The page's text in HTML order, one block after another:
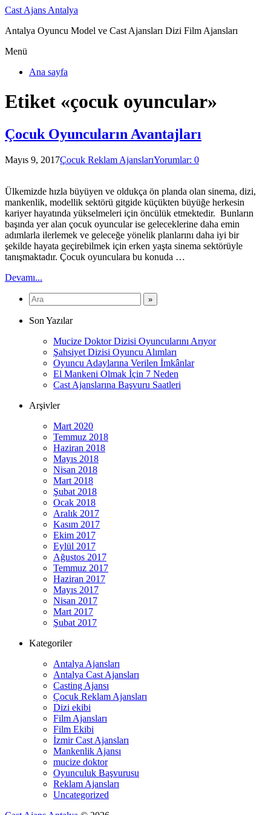
Cast Ajans Antalya
Antalya Oyuncu Model ve Cast Ajansları Dizi Film Ajansları
Menü
Ana sayfa
Etiket «çocuk oyuncular»
Çocuk Oyuncuların Avantajları
Mayıs 9, 2017Çocuk Reklam AjanslarıYorumlar: 0
Ülkemizde hızla büyüyen ve oldukça ön planda olan sinema, dizi,
mankenlik, modellik sektörü gitgide küçükten büyüğe herkesin
kariyer hayatında yükselmeleri için öncülük etmektedir. Bunların
başında yer alan çocuk oyuncular ise geleceklerine daha emin
adımlarla ilerlemek ve geleceğe yönelik planlarını daha iyi bir
şekilde hayata geçirebilmek için erken yaşta sinema sektörüyle
tanışmaktadır. Çocuk oyunculara bu konuda …
Devamı...
Son Yazılar
Mucize Doktor Dizisi Oyuncularını Arıyor
Şahsiyet Dizisi Oyuncu Alımları
Oyuncu Adaylarına Verilen İmkânlar
El Mankeni Olmak İçin 7 Neden
Cast Ajanslarına Başvuru Saatleri
Arşivler
Mart 2020
Temmuz 2018
Haziran 2018
Mayıs 2018
Nisan 2018
Mart 2018
Şubat 2018
Ocak 2018
Aralık 2017
Kasım 2017
Ekim 2017
Eylül 2017
Ağustos 2017
Temmuz 2017
Haziran 2017
Mayıs 2017
Nisan 2017
Mart 2017
Şubat 2017
Kategoriler
Antalya Ajansları
Antalya Cast Ajansları
Casting Ajansı
Çocuk Reklam Ajansları
Dizi ekibi
Film Ajansları
Film Ekibi
İzmir Cast Ajansları
Mankenlik Ajansı
mucize doktor
Oyunculuk Başvurusu
Reklam Ajansları
Uncategorized